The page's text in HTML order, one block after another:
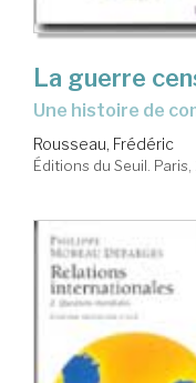
La guerre
une histoire de
Rousseau, Frédéric
Éditions du Seuil.